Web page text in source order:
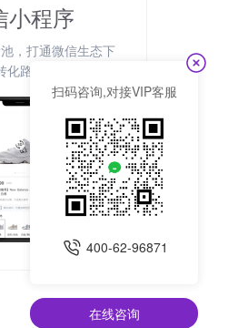
小程序
，打通微信生态下
化路径。
扫码咨询,对接VIP客服
400-62-96871
在线咨询